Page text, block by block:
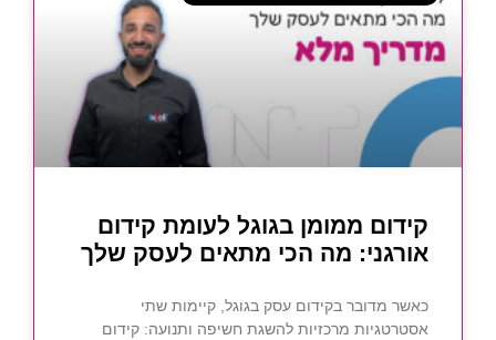
קידום ממומן בגוגל לעומת קידום
אורגני: מה הכי מתאים לעסק שלך
כאשר מדובר בקידום עסק בגוגל, קיימות שתי
אסטרטגיות מרכזיות להשגת חשיפה ותנועה: קידום